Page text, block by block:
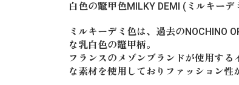
白色の鼈甲色MILKY DEMI (ミルキーデ
ミルキーデミ色は、過去のNOCHINO
な乳白色の鼈甲柄。
フランスのメゾンブランドが使用す
な素材を使用しておりファッション性